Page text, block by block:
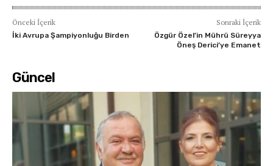
Önceki İçerik
İki Avrupa Şampiyonluğu Birden
Sonraki İçerik
Özgür Özel’in Mührü Süreyya
Öneş Derici’ye Emanet
Güncel